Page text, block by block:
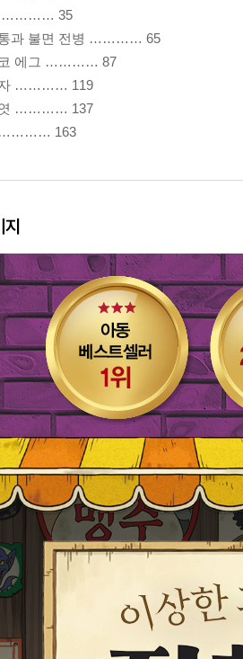
………… 35
통과 불면 전병 ………… 65
코 에그 ………… 87
자 ………… 119
엿 ………… 137
………… 163
지